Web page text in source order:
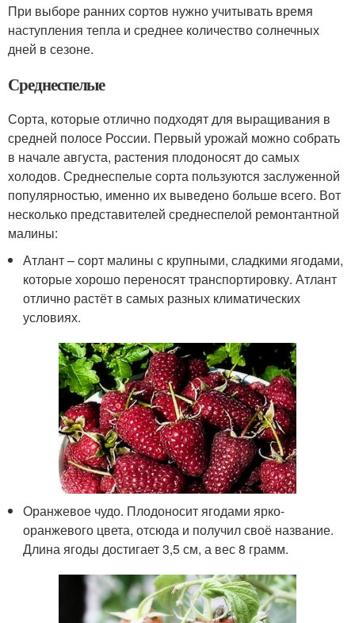
При выборе ранних сортов нужно учитывать время
наступления тепла и среднее количество солнечных
дней в сезоне.
Среднеспелые
Сорта, которые отлично подходят для выращивания в
средней полосе России. Первый урожай можно собрать
в начале августа, растения плодоносят до самых
холодов. Среднеспелые сорта пользуются заслуженной
популярностью, именно их выведено больше всего. Вот
несколько представителей среднеспелой ремонтантной
малины:
Атлант – сорт малины с крупными, сладкими ягодами,
которые хорошо переносят транспортировку. Атлант
отлично растёт в самых разных климатических
условиях.
Оранжевое чудо. Плодоносит ягодами ярко-
оранжевого цвета, отсюда и получил своё название.
Длина ягоды достигает 3,5 см, а вес 8 грамм.